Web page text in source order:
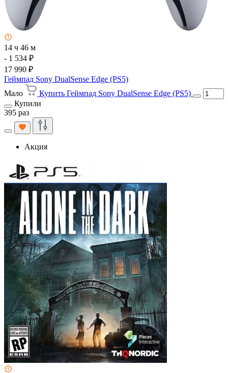
14 ч 46 м
- 1 534 ₽
17 990 ₽
Геймпад Sony DualSense Edge (PS5)
Мало
Купить Геймпад Sony DualSense Edge (PS5)
Купили
395 раз
Акция